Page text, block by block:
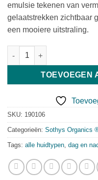
emulsie tekenen van
gelaatstrekken zichtbaar
een mooiere uitstraling.
Sothys organics
TOEVOEGEN
SKU: 190106
Categorieën: Sothys Organics
Tags: alle huidtypen, dag en